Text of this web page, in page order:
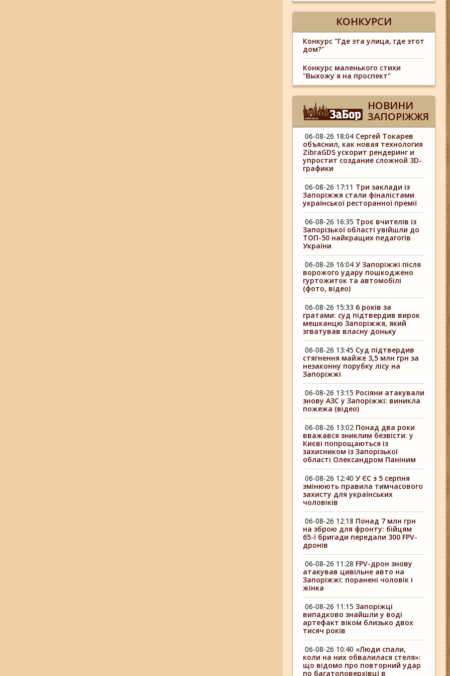
КОНКУРСИ
Конкурс "Где эта улица, где этот
дом?"
Конкурс маленького стихи
"Выхожу я на проспект"
НОВИНИ
ЗАПОРІЖЖЯ
06-08-26 18:04 Сергей Токарев
объяснил, как новая технология
ZibraGDS ускорит рендеринг и
упростит создание сложной 3D-
графики
06-08-26 17:11 Три заклади із
Запоріжжя стали фіналістами
української ресторанної премії
06-08-26 16:35 Троє вчителів із
Запорізької області увійшли до
ТОП-50 найкращих педагогів
України
06-08-26 16:04 У Запоріжжі після
ворожого удару пошкоджено
гуртожиток та автомобілі
(фото, відео)
06-08-26 15:33 6 років за
гратами: суд підтвердив вирок
мешканцю Запоріжжя, який
згватував власну доньку
06-08-26 13:45 Суд підтвердив
стягнення майже 3,5 млн грн за
незаконну порубку лісу на
Запоріжжі
06-08-26 13:15 Росіяни атакували
знову АЗС у Запоріжжі: виникла
пожежа (відео)
06-08-26 13:02 Понад два роки
вважався зниклим безвісти: у
Києві попрощаються із
захисником із Запорізької
області Олександром Паніним
06-08-26 12:40 У ЄС з 5 серпня
змінюють правила тимчасового
захисту для українських
чоловіків
06-08-26 12:18 Понад 7 млн грн
на зброю для фронту: бійцям
65-ї бригади передали 300 FPV-
дронів
06-08-26 11:28 FPV-дрон знову
атакував цивільне авто на
Запоріжжі: поранені чоловік і
жінка
06-08-26 11:15 Запоріжці
випадково знайшли у воді
артефакт віком близько двох
тисяч років
06-08-26 10:40 «Люди спали,
коли на них обвалилася стеля»:
що відомо про повторний удар
по багатоповерхівці в